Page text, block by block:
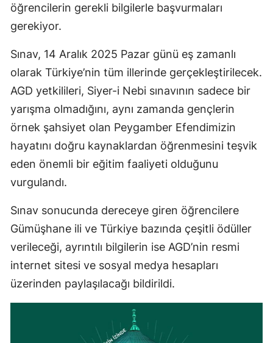
Kırklareli
Kocaeli
Konya
Kütahya
Malatya
Manisa
Mardin
Muğla
Nevşehir
Ordu
öğrencilerin gerekli bilgilerle başvurmaları
gerekiyor.
Sınav, 14 Aralık 2025 Pazar günü eş zamanlı
olarak Türkiye’nin tüm illerinde gerçekleştirilecek.
AGD yetkilileri, Siyer-i Nebi sınavının sadece bir
yarışma olmadığını, aynı zamanda gençlerin
örnek şahsiyet olan Peygamber Efendimizin
hayatını doğru kaynaklardan öğrenmesini teşvik
eden önemli bir eğitim faaliyeti olduğunu
vurgulandı.
Sınav sonucunda dereceye giren öğrencilere
Gümüşhane ili ve Türkiye bazında çeşitli ödüller
verileceği, ayrıntılı bilgilerin ise AGD’nin resmi
internet sitesi ve sosyal medya hesapları
üzerinden paylaşılacağı bildirildi.